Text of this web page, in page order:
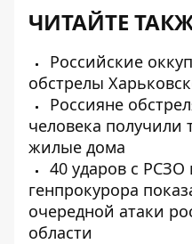
ЧИТАЙТЕ
Российские
обстрелы
Россияне
человека
жилые дома
40 ударов с
генпрокурора
очередной атаки
области